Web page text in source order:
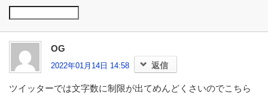
OG
2022年01月14日 14:58 返信
ツイッターでは文字数に制限が出てめんどくさいのでこちら